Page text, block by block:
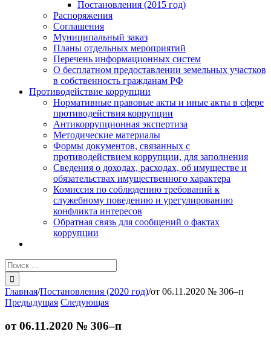
Постановления (2015 год)
Распоряжения
Соглашения
Муниципальный заказ
Планы отдельных мероприятий
Перечень информационных систем
О бесплатном предоставлении земельных участков
в собственность гражданам РФ
Противодействие коррупции
Нормативные правовые акты и иные акты в сфере
противодействия коррупции
Антикоррупционная экспертиза
Методические материалы
Формы документов, связанных с
противодействием коррупции, для заполнения
Сведения о доходах, расходах, об имуществе и
обязательствах имущественного характера
Комиссия по соблюдению требований к
служебному поведению и урегулированию
конфликта интересов
Обратная связь для сообщений о фактах
коррупции
Результат
поиска:
Главная/Постановления (2020 год)/от 06.11.2020 № 306–п
Предыдущая Следующая
от 06.11.2020 № 306–п